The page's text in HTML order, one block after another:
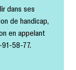
dans ses
de handicap,
en appelant
58-77.